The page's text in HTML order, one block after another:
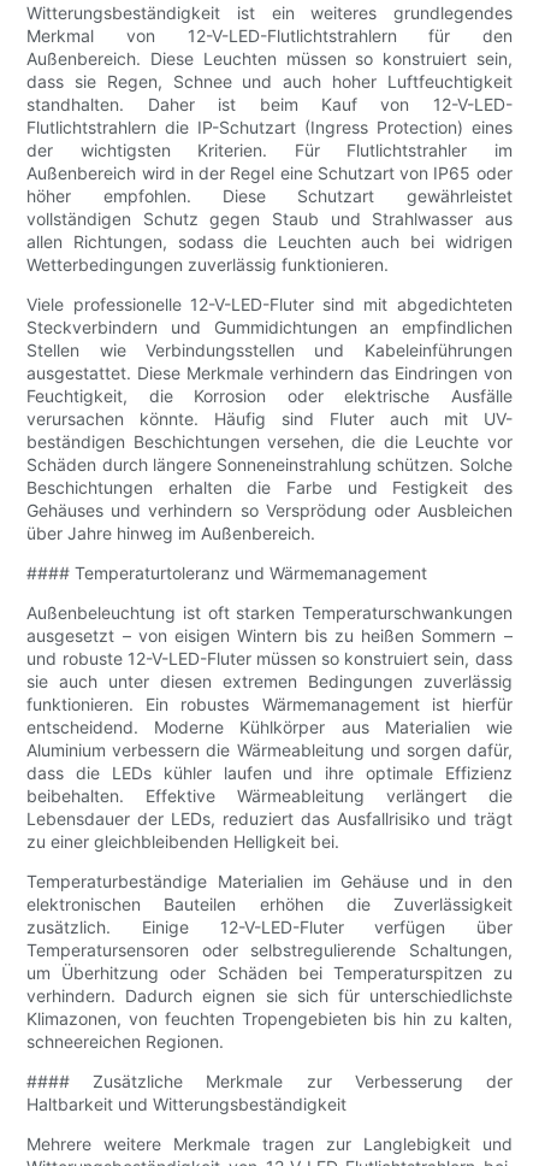
Witterungsbeständigkeit ist ein weiteres grundlegendes
Merkmal von 12-V-LED-Flutlichtstrahlern für den
Außenbereich. Diese Leuchten müssen so konstruiert sein,
dass sie Regen, Schnee und auch hoher Luftfeuchtigkeit
standhalten. Daher ist beim Kauf von 12-V-LED-
Flutlichtstrahlern die IP-Schutzart (Ingress Protection) eines
der wichtigsten Kriterien. Für Flutlichtstrahler im
Außenbereich wird in der Regel eine Schutzart von IP65 oder
höher empfohlen. Diese Schutzart gewährleistet
vollständigen Schutz gegen Staub und Strahlwasser aus
allen Richtungen, sodass die Leuchten auch bei widrigen
Wetterbedingungen zuverlässig funktionieren.
Viele professionelle 12-V-LED-Fluter sind mit abgedichteten
Steckverbindern und Gummidichtungen an empfindlichen
Stellen wie Verbindungsstellen und Kabeleinführungen
ausgestattet. Diese Merkmale verhindern das Eindringen von
Feuchtigkeit, die Korrosion oder elektrische Ausfälle
verursachen könnte. Häufig sind Fluter auch mit UV-
beständigen Beschichtungen versehen, die die Leuchte vor
Schäden durch längere Sonneneinstrahlung schützen. Solche
Beschichtungen erhalten die Farbe und Festigkeit des
Gehäuses und verhindern so Versprödung oder Ausbleichen
über Jahre hinweg im Außenbereich.
#### Temperaturtoleranz und Wärmemanagement
Außenbeleuchtung ist oft starken Temperaturschwankungen
ausgesetzt – von eisigen Wintern bis zu heißen Sommern –
und robuste 12-V-LED-Fluter müssen so konstruiert sein, dass
sie auch unter diesen extremen Bedingungen zuverlässig
funktionieren. Ein robustes Wärmemanagement ist hierfür
entscheidend. Moderne Kühlkörper aus Materialien wie
Aluminium verbessern die Wärmeableitung und sorgen dafür,
dass die LEDs kühler laufen und ihre optimale Effizienz
beibehalten. Effektive Wärmeableitung verlängert die
Lebensdauer der LEDs, reduziert das Ausfallrisiko und trägt
zu einer gleichbleibenden Helligkeit bei.
Temperaturbeständige Materialien im Gehäuse und in den
elektronischen Bauteilen erhöhen die Zuverlässigkeit
zusätzlich. Einige 12-V-LED-Fluter verfügen über
Temperatursensoren oder selbstregulierende Schaltungen,
um Überhitzung oder Schäden bei Temperaturspitzen zu
verhindern. Dadurch eignen sie sich für unterschiedlichste
Klimazonen, von feuchten Tropengebieten bis hin zu kalten,
schneereichen Regionen.
#### Zusätzliche Merkmale zur Verbesserung der
Haltbarkeit und Witterungsbeständigkeit
Mehrere weitere Merkmale tragen zur Langlebigkeit und